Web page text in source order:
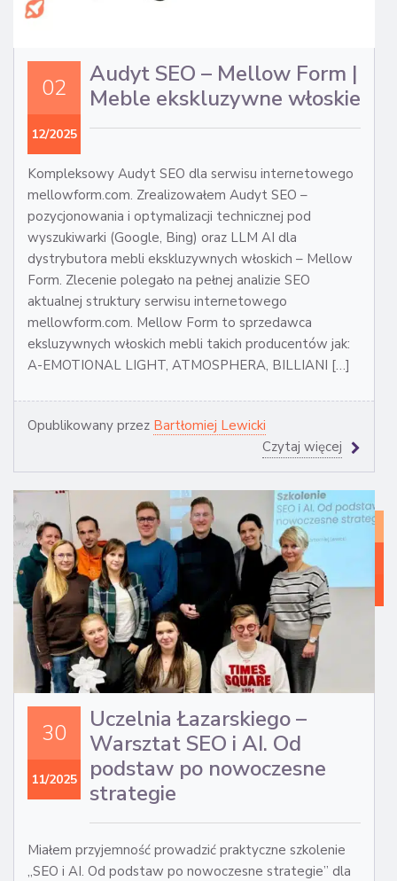
02
12/2025
Audyt SEO – Mellow Form |
Meble ekskluzywne włoskie
Kompleksowy Audyt SEO dla serwisu internetowego
mellowform.com. Zrealizowałem Audyt SEO –
pozycjonowania i optymalizacji technicznej pod
wyszukiwarki (Google, Bing) oraz LLM AI dla
dystrybutora mebli ekskluzywnych włoskich – Mellow
Form. Zlecenie polegało na pełnej analizie SEO
aktualnej struktury serwisu internetowego
mellowform.com. Mellow Form to sprzedawca
eksluzywnych włoskich mebli takich producentów jak:
A-EMOTIONAL LIGHT, ATMOSPHERA, BILLIANI […]
Opublikowany przez Bartłomiej Lewicki
Czytaj więcej
30
11/2025
Uczelnia Łazarskiego –
Warsztat SEO i AI. Od
podstaw po nowoczesne
strategie
Miałem przyjemność prowadzić praktyczne szkolenie
„SEO i AI. Od podstaw po nowoczesne strategie” dla